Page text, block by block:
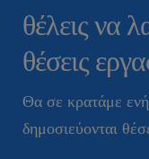
θέλεις να
θέσεις
Θα σε κρατάμε
δημοσιεύονται